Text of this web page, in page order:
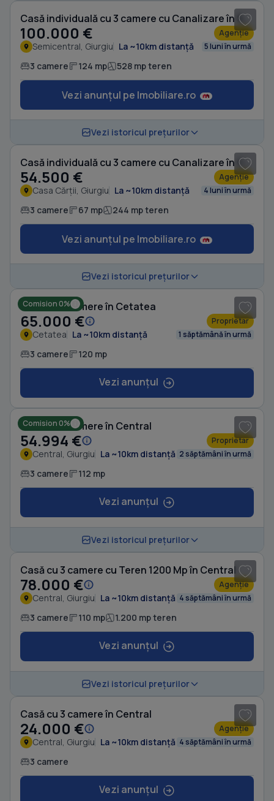
Casă individuală cu 3 camere cu Canalizare în Semicentral
100.000 € Agenție
Semicentral, Giurgiu La ~10km distanță 5 luni în urmă
3 camere 124 mp 528 mp teren
Vezi anunțul pe Imobiliare.ro
Vezi istoricul prețurilor
Casă individuală cu 3 camere cu Canalizare în Casa Cărții
54.500 € Agenție
Casa Cărții, Giurgiu La ~10km distanță 4 luni în urmă
3 camere 67 mp 244 mp teren
Vezi anunțul pe Imobiliare.ro
Vezi istoricul prețurilor
Comision 0%
Casă cu 3 camere în Cetatea
65.000 € Proprietar
Cetatea La ~10km distanță 1 săptămână în urmă
3 camere 120 mp
Vezi anunțul
Comision 0%
Casă cu 3 camere în Central
54.994 € Proprietar
Central, Giurgiu La ~10km distanță 2 săptămâni în urmă
3 camere 112 mp
Vezi anunțul
Vezi istoricul prețurilor
Casă cu 3 camere cu Teren 1200 Mp în Central
78.000 € Agenție
Central, Giurgiu La ~10km distanță 4 săptămâni în urmă
3 camere 110 mp 1.200 mp teren
Vezi anunțul
Vezi istoricul prețurilor
Casă cu 3 camere în Central
24.000 € Agenție
Central, Giurgiu La ~10km distanță 4 săptămâni în urmă
3 camere
Vezi anunțul